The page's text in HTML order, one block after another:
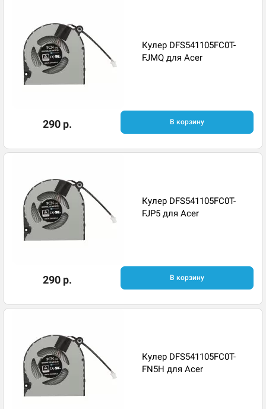
Кулер DFS541105FC0T-
FJMQ для Acer
290 р. В корзину
Кулер DFS541105FC0T-
FJP5 для Acer
290 р. В корзину
Кулер DFS541105FC0T-
FN5H для Acer